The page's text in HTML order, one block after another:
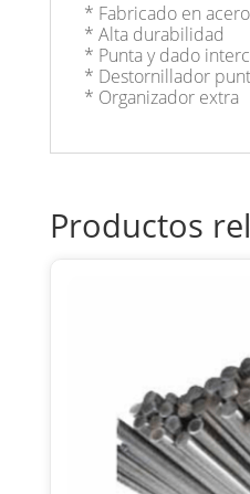
* Fabricado en acero
* Alta durabilidad
* Punta y dado
* Destornillador
* Organizador extra
Productos